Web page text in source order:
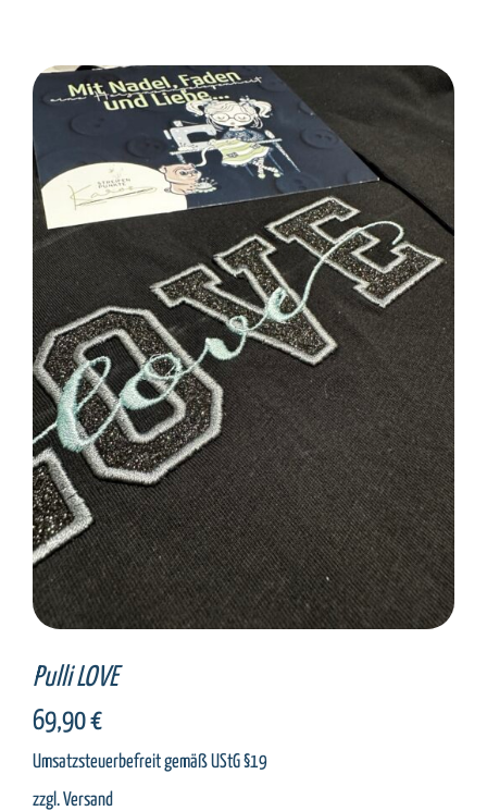
SELECT OPTIONS / DETAILS
Pulli LOVE
69,90€
Umsatzsteuerbefreit gemäß UStG §19
zzgl.Versand